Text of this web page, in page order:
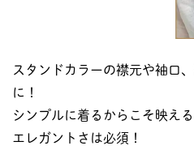
スタンドカラーの襟元や袖口
に！
シンプルに着るからこそ映え
エレガントさは必須！